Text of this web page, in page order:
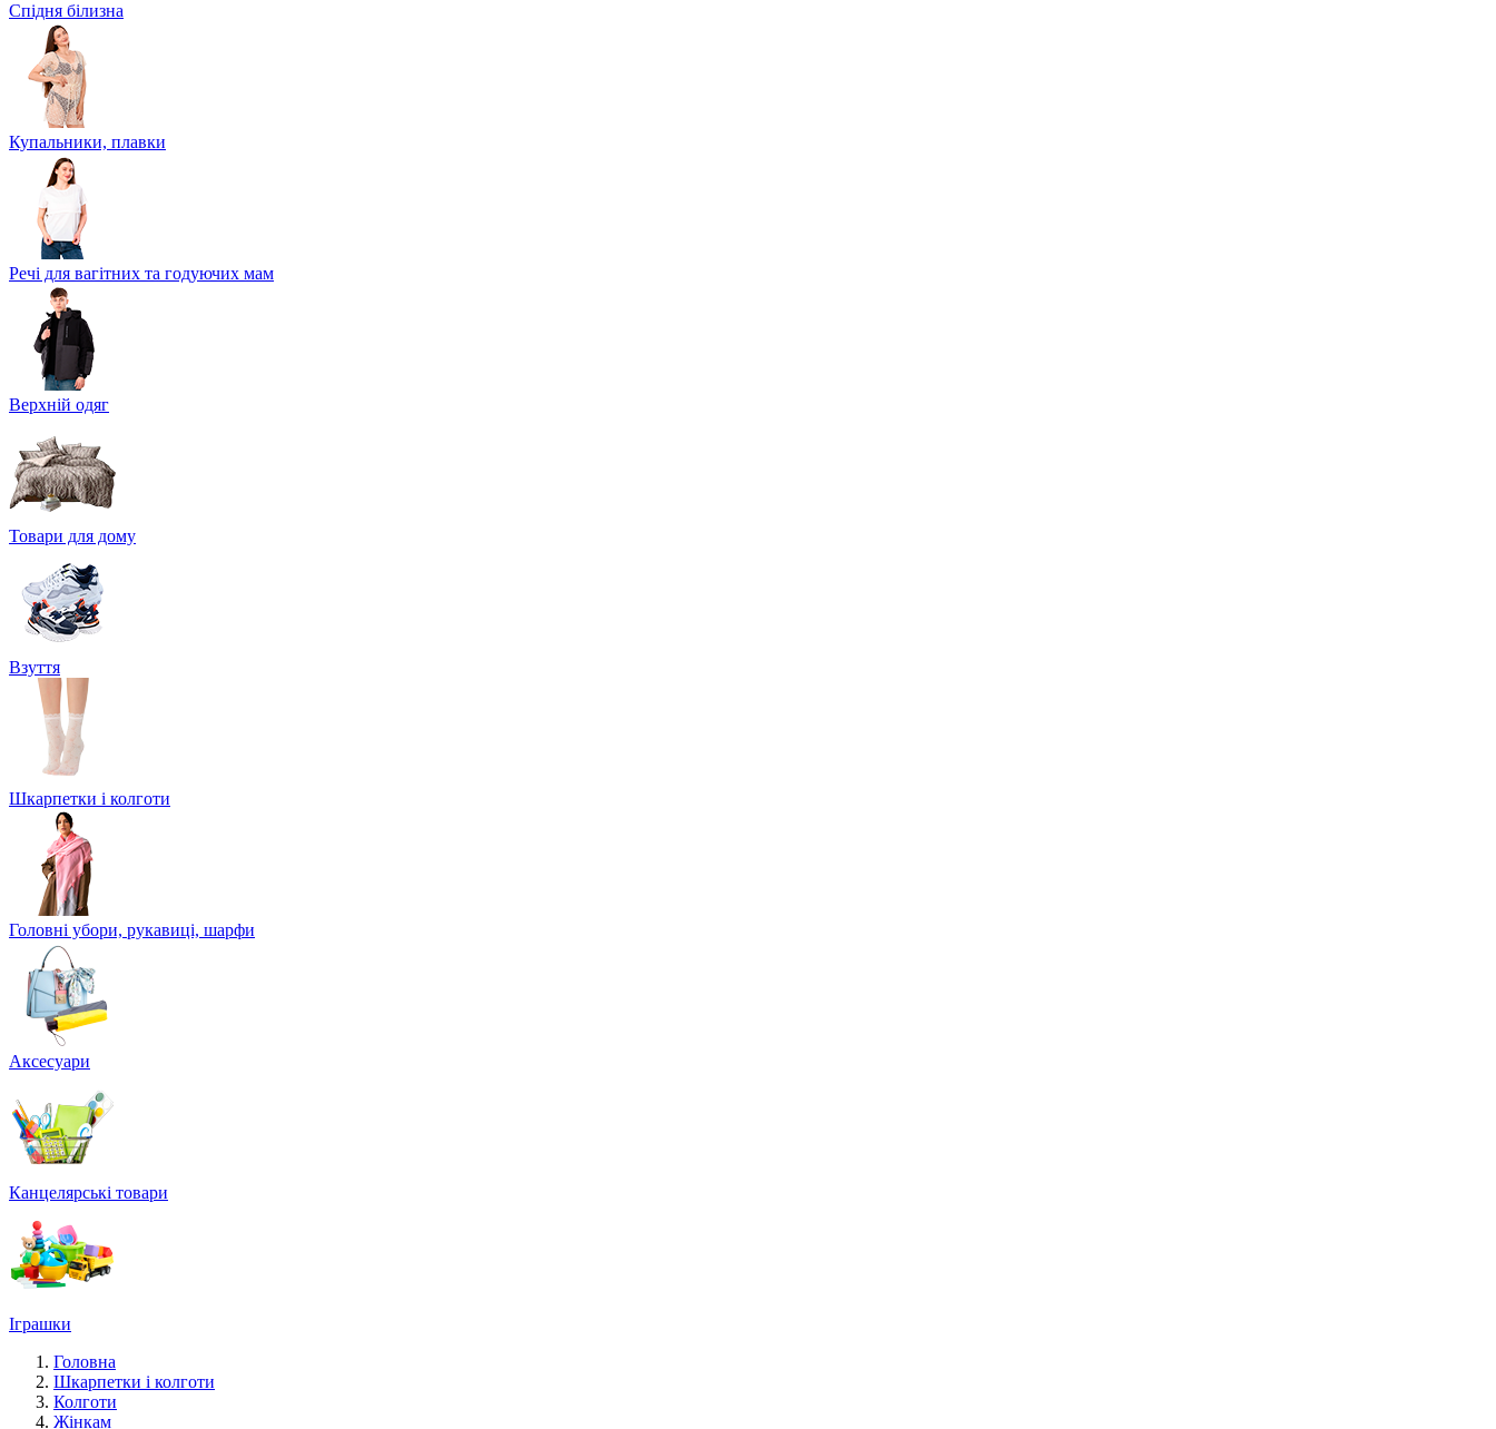
Спідня білизна
Купальники, плавки
Речі для вагітних та годуючих мам
Верхній одяг
Товари для дому
Взуття
Шкарпетки і колготи
Головні убори, рукавиці, шарфи
Аксесуари
Канцелярські товари
Іграшки
Головна
Шкарпетки і колготи
Колготи
Жінкам